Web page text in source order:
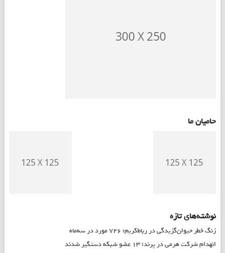
حامیان ما
نوشته‌های تازه
زنگ خطر حیوان‌گزیدگی در رباط‌کریم؛ ۷۲۶ مورد در سه‌ماه
انهدام شرکت هرمی در پرند؛ ۱۳ عضو شبکه دستگیر شدند